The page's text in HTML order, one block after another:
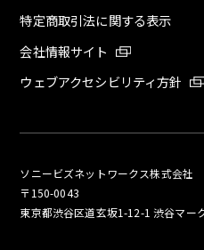
特定商取引法に関する表示
会社情報サイト
ウェブアクセシビリティ方針
ソニービズネットワークス株式会社
〒150-0043
東京都渋谷区道玄坂1-12-1 渋谷マー